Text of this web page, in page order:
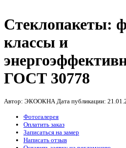
Стеклопакеты:
классы и
ГОСТ 30778
Автор: ЭКООКНА Дата публикации:
Фотогалерея
Оплатить заказ
Записаться на замер
Написать отзыв